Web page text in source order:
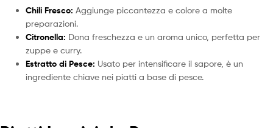
Chili Fresco: Aggiunge piccantezza e colore a molte
preparazioni.
Citronella: Dona freschezza e un aroma unico, perfetta per
zuppe e curry.
Estratto di Pesce: Usato per intensificare il sapore, è un
ingrediente chiave nei piatti a base di pesce.